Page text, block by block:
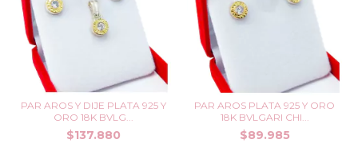
PAR AROS Y DIJE PLATA 925 Y
ORO 18K BVLG...
$137.880
PAR AROS PLATA 925 Y ORO
18K BVLGARI CHI...
$89.985